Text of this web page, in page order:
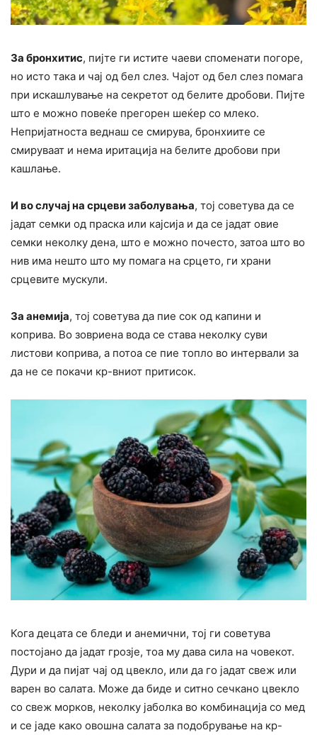
За бронхитис, пијте ги истите чаеви споменати погоре,
но исто така и чај од бел слез. Чајот од бел слез помага
при искашлување на секретот од белите дробови. Пијте
што е можно повеќе прегорен шеќер со млеко.
Непријатноста веднаш се смирува, бронхиите се
смируваат и нема иритација на белите дробови при
кашлање.
И во случај на срцеви заболувања, тој советува да се
јадат семки од праска или кајсија и да се јадат овие
семки неколку дена, што е можно почесто, затоа што во
нив има нешто што му помага на срцето, ги храни
срцевите мускули.
За анемија, тој советува да пие сок од капини и
коприва. Во зовриена вода се става неколку суви
листови коприва, а потоа се пие топло во интервали за
да не се покачи кр-вниот притисок.
Кога децата се бледи и анемични, тој ги советува
постојано да јадат грозје, тоа му дава сила на човекот.
Дури и да пијат чај од цвекло, или да го јадат свеж или
варен во салата. Може да биде и ситно сечкано цвекло
со свеж морков, неколку јаболка во комбинација со мед
и се јаде како овошна салата за подобрување на кр-